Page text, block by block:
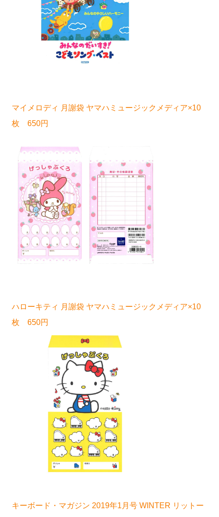
マイメロディ 月謝袋 ヤマハミュージックメディア×10
枚 650円
ハローキティ 月謝袋 ヤマハミュージックメディア×10
枚 650円
キーボード・マガジン 2019年1月号 WINTER リットー